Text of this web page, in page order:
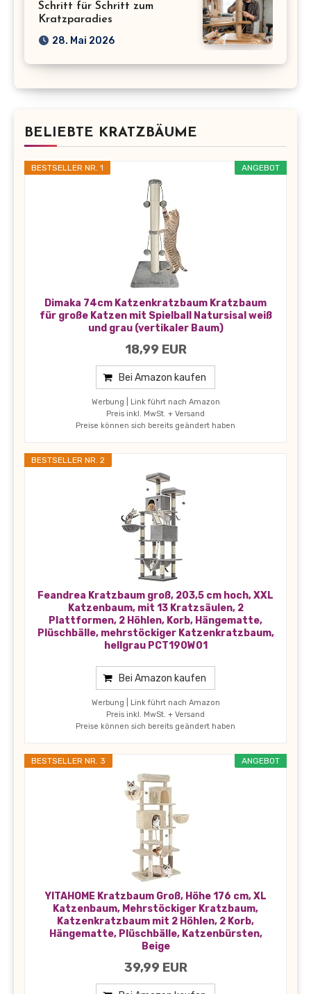
Schritt für Schritt zum
Kratzparadies
28. Mai 2026
BELIEBTE KRATZBÄUME
ANGEBOT
BESTSELLER NR. 1
Dimaka 74cm Katzenkratzbaum Kratzbaum
für große Katzen mit Spielball Natursisal weiß
und grau (vertikaler Baum)
18,99 EUR
Bei Amazon kaufen
Werbung | Link führt nach Amazon
Preis inkl. MwSt. + Versand
Preise können sich bereits geändert haben
BESTSELLER NR. 2
Feandrea Kratzbaum groß, 203,5 cm hoch, XXL
Katzenbaum, mit 13 Kratzsäulen, 2
Plattformen, 2 Höhlen, Korb, Hängematte,
Plüschbälle, mehrstöckiger Katzenkratzbaum,
hellgrau PCT190W01
Bei Amazon kaufen
Werbung | Link führt nach Amazon
Preis inkl. MwSt. + Versand
Preise können sich bereits geändert haben
ANGEBOT
BESTSELLER NR. 3
YITAHOME Kratzbaum Groß, Höhe 176 cm, XL
Katzenbaum, Mehrstöckiger Kratzbaum,
Katzenkratzbaum mit 2 Höhlen, 2 Korb,
Hängematte, Plüschbälle, Katzenbürsten,
Beige
39,99 EUR